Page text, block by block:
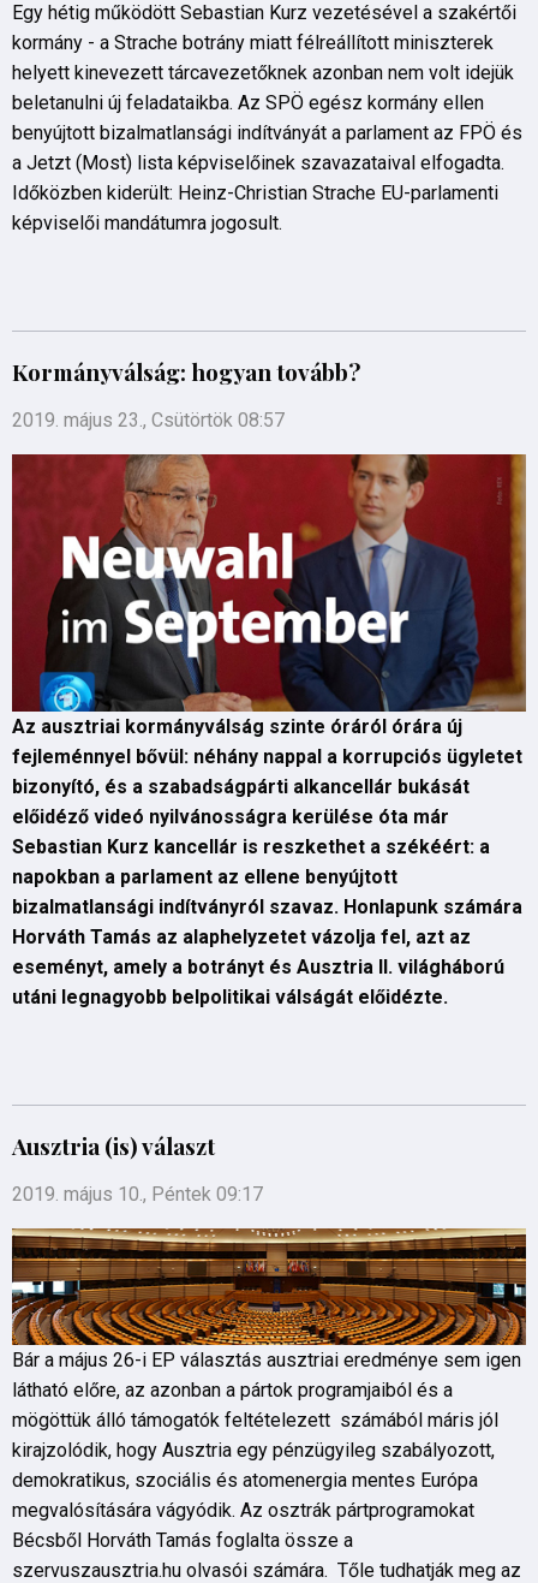
Egy hétig működött Sebastian Kurz vezetésével a szakértői
kormány - a Strache botrány miatt félreállított miniszterek
helyett kinevezett tárcavezetőknek azonban nem volt idejük
beletanulni új feladataikba. Az SPÖ egész kormány ellen
benyújtott bizalmatlansági indítványát a parlament az FPÖ és
a Jetzt (Most) lista képviselőinek szavazataival elfogadta.
Időközben kiderült: Heinz-Christian Strache EU-parlamenti
képviselői mandátumra jogosult.
Kormányválság: hogyan tovább?
2019. május 23., Csütörtök 08:57
Az ausztriai kormányválság szinte óráról órára új
fejleménnyel bővül: néhány nappal a korrupciós ügyletet
bizonyító, és a szabadságpárti alkancellár bukását
előidéző videó nyilvánosságra kerülése óta már
Sebastian Kurz kancellár is reszkethet a székéért: a
napokban a parlament az ellene benyújtott
bizalmatlansági indítványról szavaz. Honlapunk számára
Horváth Tamás az alaphelyzetet vázolja fel, azt az
eseményt, amely a botrányt és Ausztria II. világháború
utáni legnagyobb belpolitikai válságát előidézte.
Ausztria (is) választ
2019. május 10., Péntek 09:17
Bár a május 26-i EP választás ausztriai eredménye sem igen
látható előre, az azonban a pártok programjaiból és a
mögöttük álló támogatók feltételezett számából máris jól
kirajzolódik, hogy Ausztria egy pénzügyileg szabályozott,
demokratikus, szociális és atomenergia mentes Európa
megvalósítására vágyódik. Az osztrák pártprogramokat
Bécsből Horváth Tamás foglalta össze a
szervuszausztria.hu olvasói számára. Tőle tudhatják meg az